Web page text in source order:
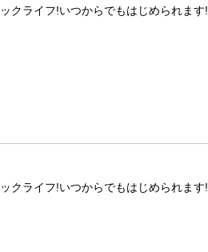
クライフ!いつからでもはじめられます!
クライフ!いつからでもはじめられます!